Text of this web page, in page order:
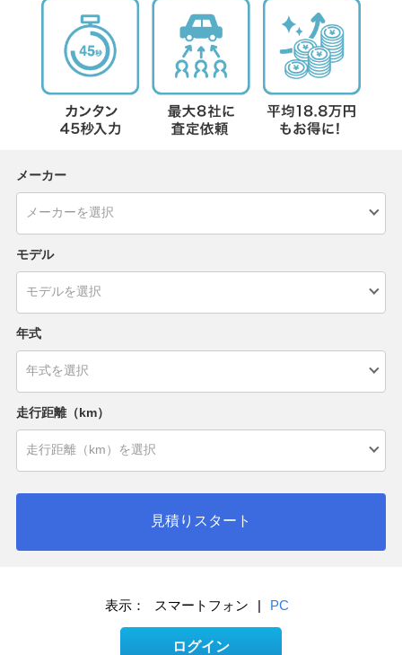
メーカー
モデル
年式
走行距離（km）
見積りスタート
表示： スマートフォン | PC
ログイン